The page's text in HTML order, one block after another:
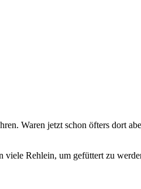
Waren jetzt schon öfters dort
Rehlein, um gefüttert zu